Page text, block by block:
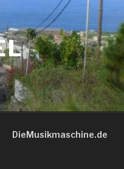
DieMusikmaschine.de